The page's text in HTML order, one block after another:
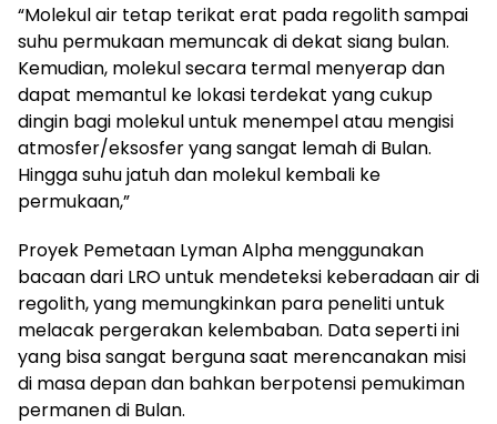
“Molekul air tetap terikat erat pada regolith sampai
suhu permukaan memuncak di dekat siang bulan.
Kemudian, molekul secara termal menyerap dan
dapat memantul ke lokasi terdekat yang cukup
dingin bagi molekul untuk menempel atau mengisi
atmosfer/eksosfer yang sangat lemah di Bulan.
Hingga suhu jatuh dan molekul kembali ke
permukaan,”
Proyek Pemetaan Lyman Alpha menggunakan
bacaan dari LRO untuk mendeteksi keberadaan air di
regolith, yang memungkinkan para peneliti untuk
melacak pergerakan kelembaban. Data seperti ini
yang bisa sangat berguna saat merencanakan misi
di masa depan dan bahkan berpotensi pemukiman
permanen di Bulan.